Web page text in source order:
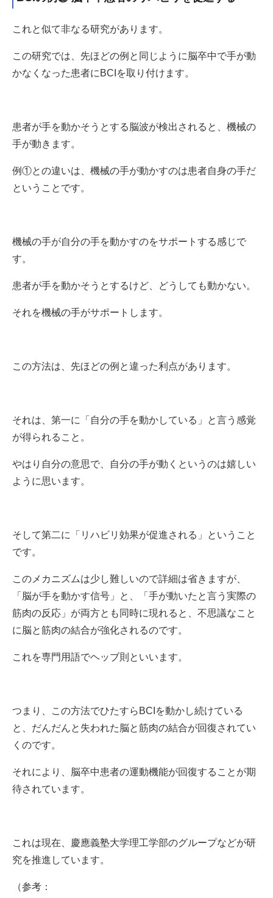
これと似て非なる研究があります。
この研究では、先ほどの例と同じように脳卒中で手が動
かなくなった患者にBCIを取り付けます。
患者が手を動かそうとする脳波が検出されると、機械の
手が動きます。
例①との違いは、機械の手が動かすのは患者自身の手だ
ということです。
機械の手が自分の手を動かすのをサポートする感じで
す。
患者が手を動かそうとするけど、どうしても動かない。
それを機械の手がサポートします。
この方法は、先ほどの例と違った利点があります。
それは、第一に「自分の手を動かしている」と言う感覚
が得られること。
やはり自分の意思で、自分の手が動くというのは嬉しい
ように思います。
そして第二に「リハビリ効果が促進される」ということ
です。
このメカニズムは少し難しいので詳細は省きますが、
「脳が手を動かす信号」と、「手が動いたと言う実際の
筋肉の反応」が両方とも同時に現れると、不思議なこと
に脳と筋肉の結合が強化されるのです。
これを専門用語でヘッブ則といいます。
つまり、この方法でひたすらBCIを動かし続けている
と、だんだんと失われた脳と筋肉の結合が回復されてい
くのです。
それにより、脳卒中患者の運動機能が回復することが期
待されています。
これは現在、慶應義塾大学理工学部のグループなどが研
究を推進しています。
（参考：